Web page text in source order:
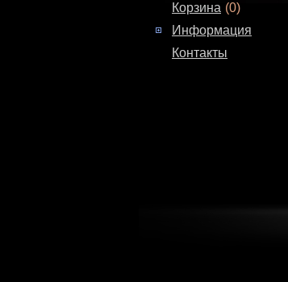
Корзина (0)
Информация
Контакты